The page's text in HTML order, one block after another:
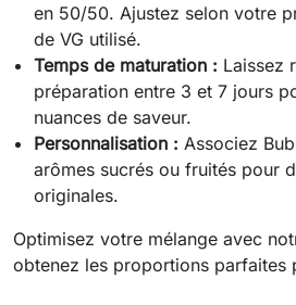
en 50/50. Ajustez selon votre
de VG utilisé.
Temps de maturation : Laissez
préparation entre 3 et 7 jours
nuances de saveur.
Personnalisation : Associez
arômes sucrés ou fruités pour
originales.
Optimisez votre mélange avec
obtenez les proportions parfaites